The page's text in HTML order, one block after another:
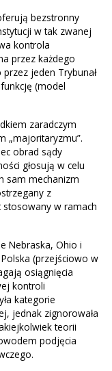
bezstronny
w tak zwanej
kontrola
przez każdego
jeden Trybunał
(model
zaradczym
„majoritaryzmu”.
obrad sądy
głosują w celu
sam mechanizm
z
w ramach
Nebraska, Ohio i
(przejściowo w
osiągnięcia
kontroli
kategorie
jednak zignorowała
teorii
podjęcia